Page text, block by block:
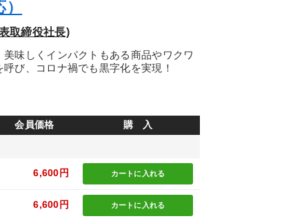
取締役社長)
味しくインパクトもある商品やワクワ
び、コロナ禍でも黒字化を実現！
会員価格 購 入
6,600円 カートに 入れる
6,600円 カートに 入れる